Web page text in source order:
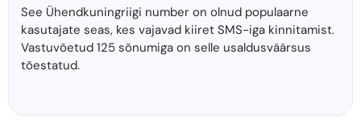
See Ühendkuningriigi number on olnud populaarne
kasutajate seas, kes vajavad kiiret SMS-iga kinnitamist.
Vastuvõetud 125 sõnumiga on selle usaldusväärsus
tõestatud.